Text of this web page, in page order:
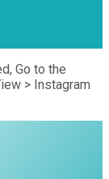
Go to the
> Instagram